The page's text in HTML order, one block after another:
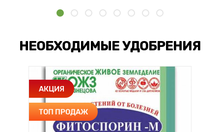
НЕОБХОДИМЫЕ УДОБРЕНИЯ
АКЦИЯ
ТОП ПРОДАЖ